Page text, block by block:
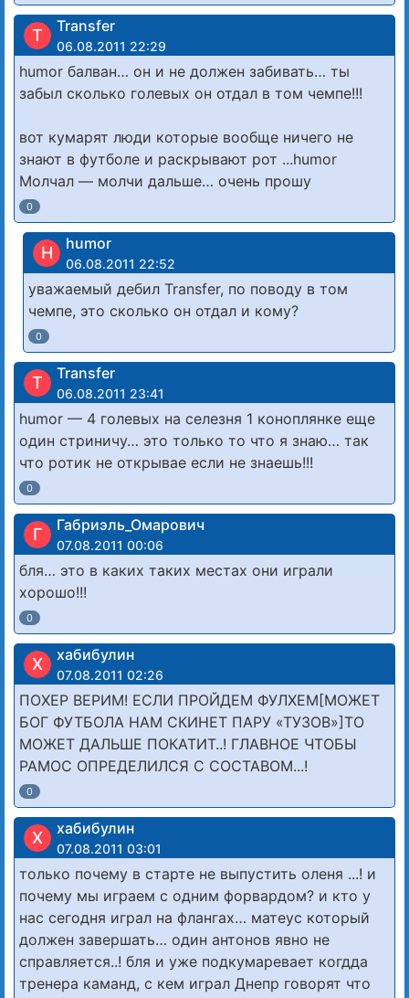
T Transfer
06.08.2011 22:29
humor балван… он и не должен забивать… ты
забыл сколько голевых он отдал в том чемпе!!!
вот кумарят люди которые вообще ничего не
знают в футболе и раскрывают рот ...humor
Молчал — молчи дальше… очень прошу
0
H humor
06.08.2011 22:52
уважаемый дебил Transfer, по поводу в том
чемпе, это сколько он отдал и кому?
0
T Transfer
06.08.2011 23:41
humor — 4 голевых на селезня 1 коноплянке еще
один стриничу… это только то что я знаю… так
что ротик не открывае если не знаешь!!!
0
Г Габриэль_Омарович
07.08.2011 00:06
бля… это в каких таких местах они играли
хорошо!!!
0
Х хабибулин
07.08.2011 02:26
ПОХЕР ВЕРИМ! ЕСЛИ ПРОЙДЕМ ФУЛХЕМ[МОЖЕТ
БОГ ФУТБОЛА НАМ СКИНЕТ ПАРУ «ТУЗОВ»]ТО
МОЖЕТ ДАЛЬШЕ ПОКАТИТ..! ГЛАВНОЕ ЧТОБЫ
РАМОС ОПРЕДЕЛИЛСЯ С СОСТАВОМ...!
0
Х хабибулин
07.08.2011 03:01
только почему в старте не выпустить оленя ...! и
почему мы играем с одним форвардом? и кто у
нас сегодня играл на флангах… матеус который
должен завершать… один антонов явно не
справляется..! бля и уже подкумаревает когдда
тренера каманд, с кем играл Днепр говорят что